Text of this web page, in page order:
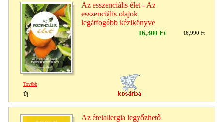
Az esszenciális élet - Az
esszenciális olajok
legátfogóbb kézikönyve
16,990 Ft
16,300 Ft
Tovább
Új
Az ételallergia legyőzhető